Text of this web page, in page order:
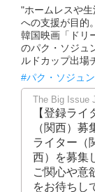
"ホームレスや
への支援が目的
韓国映画「ドリ
のパク・ソジュ
ルドカップ出場
#パク・ソジュン
The Big Issue
【登録ラ
（関西）
ライター（
西）を募集
ご関心や意
をお待ちし